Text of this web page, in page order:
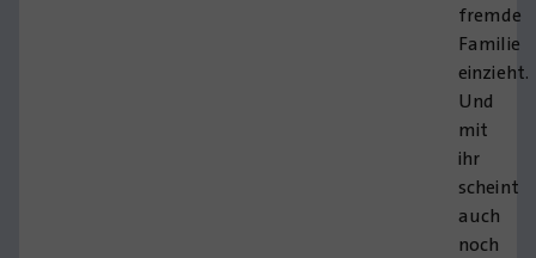
fremde
Familie
einzieht.
Und
mit
ihr
scheint
auch
noch